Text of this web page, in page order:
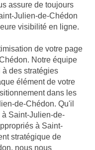
assure de toujours
Julien-de-Chédon
visibilité en ligne.
de votre page
Notre équipe
des stratégies
élément de votre
dans les
de-Chédon. Qu'il
Saint-Julien-de-
à Saint-
stratégique de
nous nous